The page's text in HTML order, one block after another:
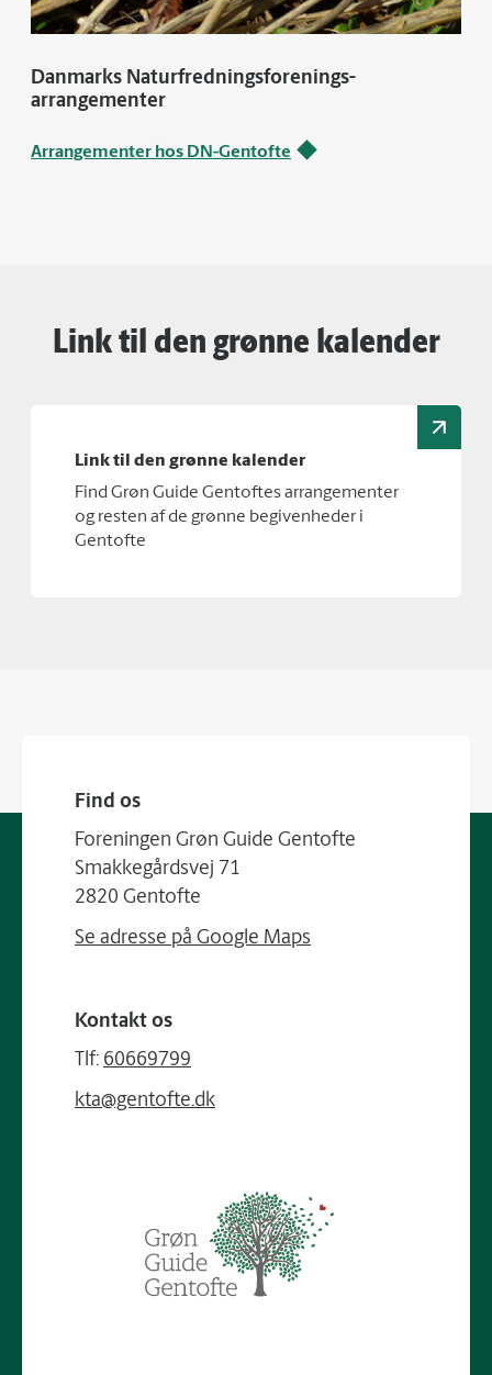
Danmarks Naturfredningsforenings-
arrangementer
Arrangementer hos DN-Gentofte
Link til den grønne kalender
Link til den grønne kalender
Find Grøn Guide Gentoftes arrangementer
og resten af de grønne begivenheder i
Gentofte
Find os
Foreningen Grøn Guide Gentofte
Smakkegårdsvej 71
2820 Gentofte
Se adresse på Google Maps
Kontakt os
Tlf: 60669799
kta@gentofte.dk